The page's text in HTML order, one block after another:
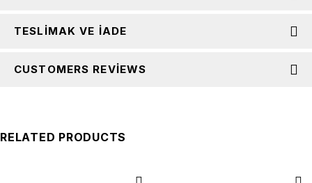
TESLIMAK VE İADE
CUSTOMERS REVIEWS
RELATED PRODUCTS